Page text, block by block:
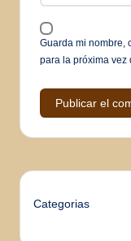
Guarda mi nombre,
para la próxima vez
Categorias